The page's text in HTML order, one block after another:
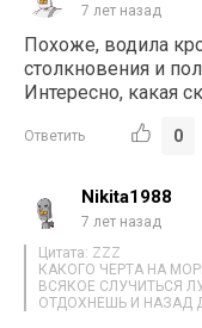
7 лет назад
Похоже, водила
столкновения и
Интересно, какая
Ответить 0
Nikita1988
7 лет назад
Цитата: ZZZ
КАКОГО ЧЕРТА НА
ВСЯКОЕ СЛУЧИТЬСЯ
ОТДОХНЕШЬ И НАЗАД